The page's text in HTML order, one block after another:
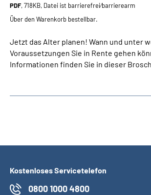
PDF, 718KB, Datei ist barrierefrei⁄barrierearm
Über den Warenkorb bestellbar.
Jetzt das Alter planen! Wann und unter
Voraussetzungen Sie in Rente gehen
Informationen finden Sie in dieser
Kostenloses Servicetelefon
0800 1000 4800